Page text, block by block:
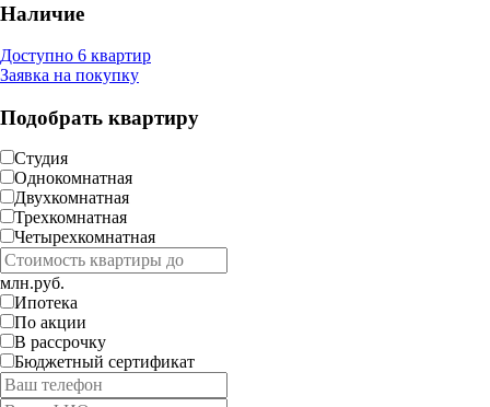
Наличие
Доступно 6 квартир
Заявка на покупку
Подобрать квартиру
Студия
Однокомнатная
Двухкомнатная
Трехкомнатная
Четырехкомнатная
млн.руб.
Ипотека
По акции
В рассрочку
Бюджетный сертификат